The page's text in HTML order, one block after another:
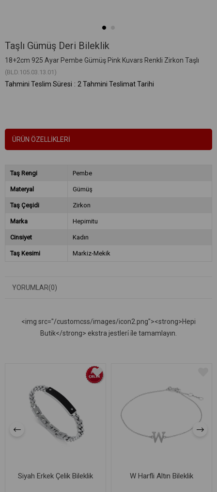
Taşlı Gümüş Deri Bileklik
18+2cm 925 Ayar Pembe Gümüş Pink Kuvars Renkli Zirkon Taşlı
(BLD.105.03.13.01)
Tahmini Teslim Süresi : 2 Tahmini Teslimat Tarihi
ÜRÜN ÖZELLIKLERI
Taş Rengi Pembe
Materyal Gümüş
Taş Çeşidi Zirkon
Marka Hepimitu
Cinsiyet Kadın
Taş Kesimi Markiz-Mekik
YORUMLAR(0)
<img src="/customcss/images/icon2.png"><strong>Hepi
Butik</strong> ekstra jestleri̇ i̇le tamamlayın.
Siyah Erkek Çelik Bileklik W Harfli Altın Bileklik